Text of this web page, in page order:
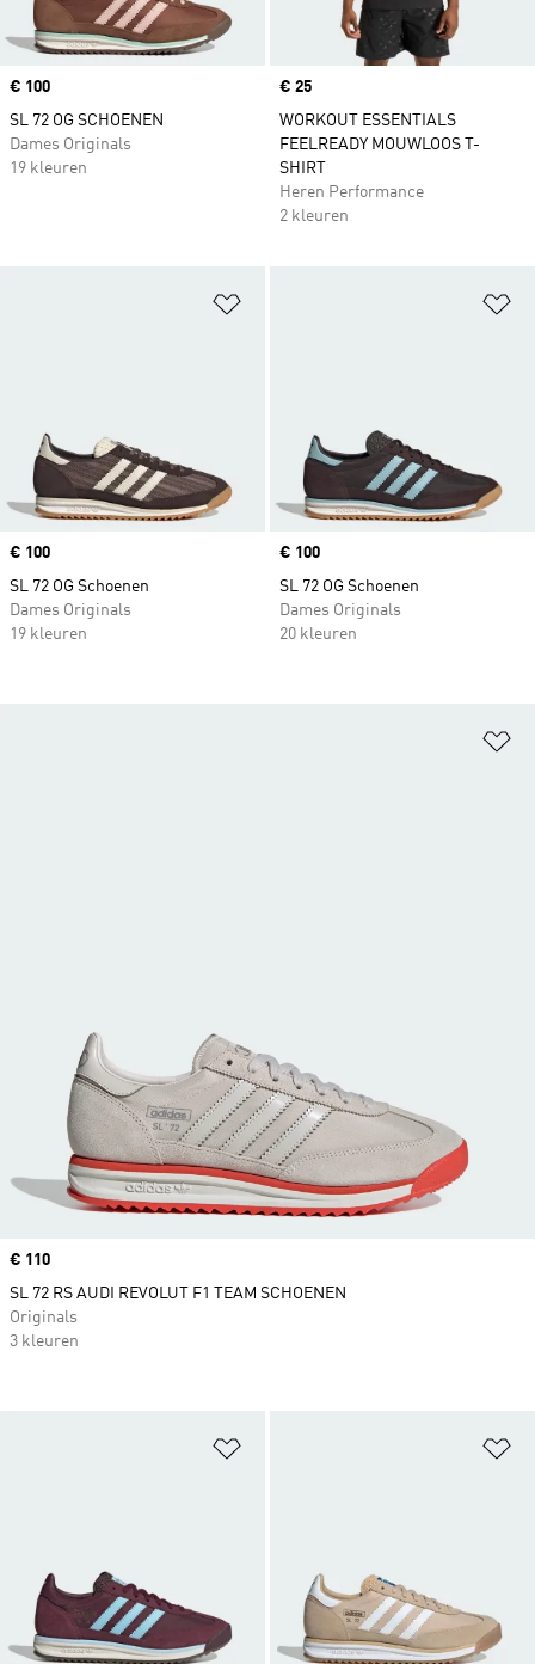
Price
€ 100
SL 72 OG SCHOENEN
Dames Originals
19 kleuren
Price
€ 25
WORKOUT ESSENTIALS
FEELREADY MOUWLOOS T-
SHIRT
Heren Performance
2 kleuren
Price
€ 100
SL 72 OG Schoenen
Dames Originals
19 kleuren
Price
€ 100
SL 72 OG Schoenen
Dames Originals
20 kleuren
Price
€ 110
SL 72 RS AUDI REVOLUT F1 TEAM SCHOENEN
Originals
3 kleuren